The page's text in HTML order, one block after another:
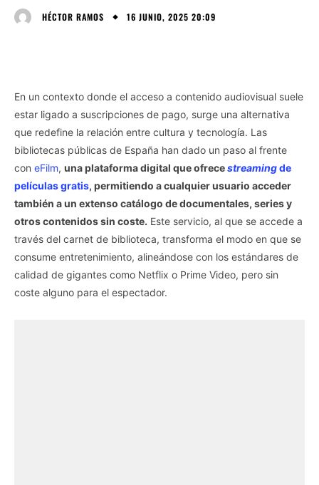
HÉCTOR RAMOS 16 JUNIO, 2025 20:09
En un contexto donde el acceso a contenido audiovisual suele
estar ligado a suscripciones de pago, surge una alternativa
que redefine la relación entre cultura y tecnología. Las
bibliotecas públicas de España han dado un paso al frente
con eFilm, una plataforma digital que ofrecestreamingde
películas gratis, permitiendo a cualquier usuario acceder
también a un extenso catálogo de documentales, series y
otros contenidos sin coste. Este servicio, al que se accede a
través del carnet de biblioteca, transforma el modo en que se
consume entretenimiento, alineándose con los estándares de
calidad de gigantes como Netflix o Prime Video, pero sin
coste alguno para el espectador.